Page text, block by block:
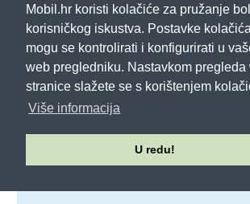
Mobil.hr koristi kolačiće za pružanje
korisničkog iskustva. Postavke kolačića
mogu se kontrolirati i konfigurirati u
web pregledniku. Nastavkom pregleda
stranice slažete se s korištenjem
Više informacija
U redu!